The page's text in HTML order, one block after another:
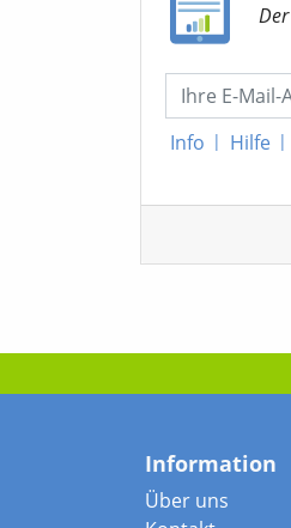
Info | Hilfe |
Information
Über uns